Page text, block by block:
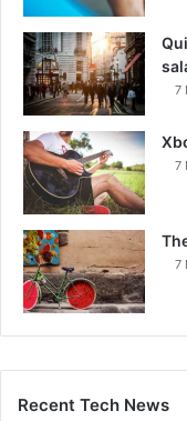
7
7
7
Recent Tech News